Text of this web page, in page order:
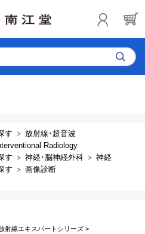
す
放射線･超音波
Radiology
す 神経･脳神経外科
神経
す
画像診断
射線エキスパートシリーズ >